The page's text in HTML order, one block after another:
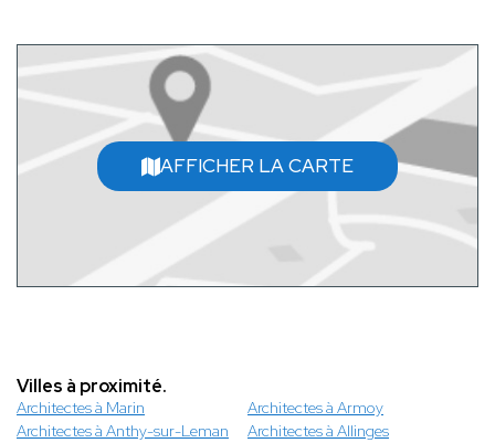
AFFICHER LA CARTE
Villes à proximité.
Architectes à Marin
Architectes à Armoy
Architectes à Anthy-sur-Leman
Architectes à Allinges